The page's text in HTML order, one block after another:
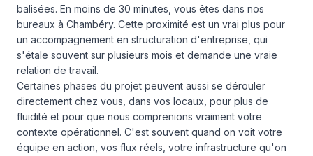
balisées. En moins de 30 minutes, vous êtes dans nos
bureaux à Chambéry. Cette proximité est un vrai plus pour
un accompagnement en structuration d'entreprise, qui
s'étale souvent sur plusieurs mois et demande une vraie
relation de travail.
Certaines phases du projet peuvent aussi se dérouler
directement chez vous, dans vos locaux, pour plus de
fluidité et pour que nous comprenions vraiment votre
contexte opérationnel. C'est souvent quand on voit votre
équipe en action, vos flux réels, votre infrastructure qu'on